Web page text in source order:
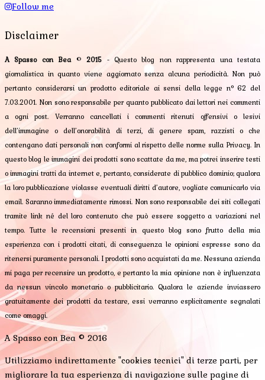
Follow me
Disclaimer
A Spasso con Bea©2015 - Questo blog non rappresenta una testata
giornalistica in quanto viene aggiornato senza alcuna periodicità. Non può
pertanto considerarsi un prodotto editoriale ai sensi della legge n° 62 del
7.03.2001. Non sono responsabile per quanto pubblicato dai lettori nei commenti
a ogni post. Verranno cancellati i commenti ritenuti offensivi o lesivi
dell’immagine o dell’onorabilità di terzi, di genere spam, razzisti o che
contengano dati personali non conformi al rispetto delle norme sulla Privacy. In
questo blog le immagini dei prodotti sono scattate da me, ma potrei inserire testi
o immagini tratti da internet e, pertanto, considerate di pubblico dominio; qualora
la loro pubblicazione violasse eventuali diritti d’autore, vogliate comunicarlo via
email. Saranno immediatamente rimossi. Non sono responsabile dei siti collegati
tramite link né del loro contenuto che può essere soggetto a variazioni nel
tempo. Tutte le recensioni presenti in questo blog sono frutto della mia
esperienza con i prodotti citati, di conseguenza le opinioni espresse sono da
ritenersi puramente personali. I prodotti sono acquistati da me. Nessuna azienda
mi paga per recensire un prodotto, e pertanto la mia opinione non è influenzata
da nessun vincolo monetario o pubblicitario. Qualora le aziende inviassero
gratuitamente dei prodotti da testare, essi verranno esplicitamente segnalati
come omaggi.
A Spasso con Bea © 2016
Utilizziamo indirettamente "cookies tecnici" di terze parti, per
migliorare la tua esperienza di navigazione sulle pagine di